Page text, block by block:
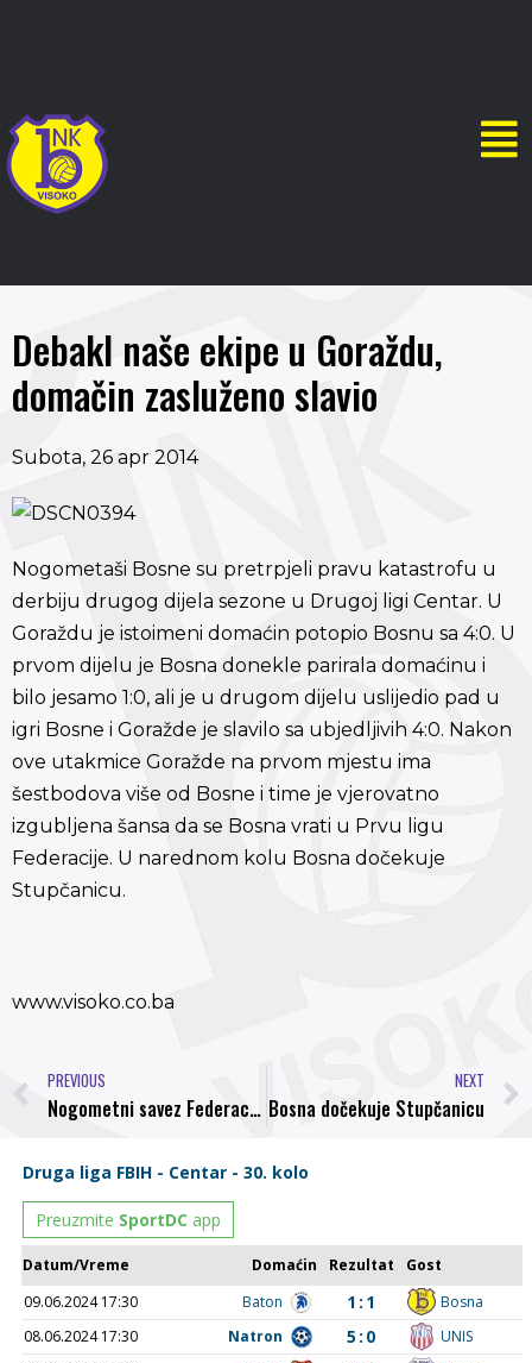
Debakl naše ekipe u Goraždu,
domačin zasluženo slavio
Subota, 26 apr 2014
Nogometaši Bosne su pretrpjeli pravu katastrofu u
derbiju drugog dijela sezone u Drugoj ligi Centar. U
Goraždu je istoimeni domaćin potopio Bosnu sa 4:0. U
prvom dijelu je Bosna donekle parirala domaćinu i
bilo jesamo 1:0, ali je u drugom dijelu uslijedio pad u
igri Bosne i Goražde je slavilo sa ubjedljivih 4:0. Nakon
ove utakmice Goražde na prvom mjestu ima
šestbodova više od Bosne i time je vjerovatno
izgubljena šansa da se Bosna vrati u Prvu ligu
Federacije. U narednom kolu Bosna dočekuje
Stupčanicu.
www.visoko.co.ba
PREVIOUS
Nogometni savez Federacije BiH obezbijedio je nogometne lopte za sve klubove koji se takmiče u Drugoj ligi FBiH u sezoni 2013/2014.
NEXT
Bosna dočekuje Stupčanicu